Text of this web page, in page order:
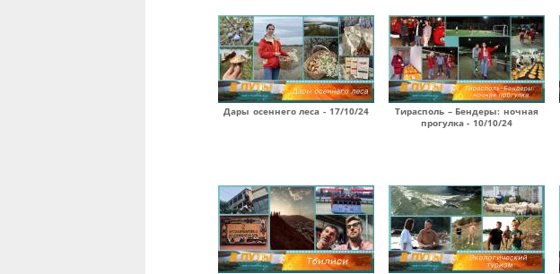
Дары осеннего леса - 17/10/24
Тирасполь – Бендеры: ночная
прогулка - 10/10/24